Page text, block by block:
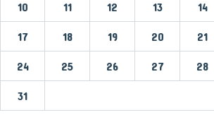
10 11 12 13 14
17 18 19 20 21
24 25 26 27 28
31